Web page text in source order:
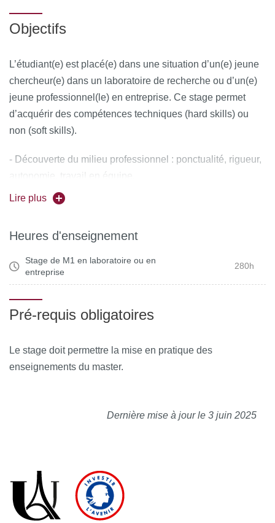
établissement (université, EPST, EPIC) ou dans une
entreprise (TPE, PME, TGE) en France ou à l’étranger
la mobilité externe des étudiants ). L'évaluation des stages
se fait sur la base d'un rapport écrit et d'une soutenance
orale (fin mai pour les stages courts ou fin août pour les
stages longs)
Objectifs
L’étudiant(e) est placé(e) dans une situation d’un(e) jeune
chercheur(e) dans un laboratoire de recherche ou d’un(e)
jeune professionnel(le) en entreprise. Ce stage permet
d’acquérir des compétences techniques (hard skills) ou
non (soft skills).
- Découverte du milieu professionnel : ponctualité, rigueur,
autonomie, travail en équipe.
- Mise en pratique de connaissances théoriques : mesures
- Rédaction d’un rapport et communication orale
Lire plus
Heures d'enseignement
Stage de M1 en laboratoire ou en
entreprise
280h
Pré-requis obligatoires
Le stage doit permettre la mise en pratique des
enseignements du master.
Dernière mise à jour le 3 juin 2025